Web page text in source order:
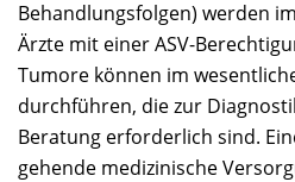
Behandlungsfolgen) werden
Ärzte mit einer ASV-
Tumore können im
durchführen, die zur
Beratung erforderlich sind.
gehende medizinische